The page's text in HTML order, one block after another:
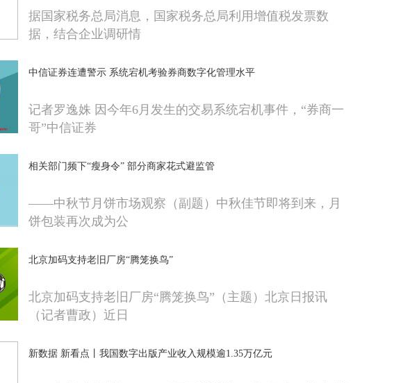
据国家税务总局消息，国家税务总局利用增值税发票数
据，结合企业调研情
中信证券连遭警示 系统宕机考验券商数字化管理水平
记者罗逸姝 因今年6月发生的交易系统宕机事件，“券商一
哥”中信证券
相关部门频下“瘦身令” 部分商家花式避监管
——中秋节月饼市场观察（副题）中秋佳节即将到来，月
饼包装再次成为公
北京加码支持老旧厂房“腾笼换鸟”
北京加码支持老旧厂房“腾笼换鸟”（主题）北京日报讯
（记者曹政）近日
新数据 新看点丨我国数字出版产业收入规模逾1.35万亿元